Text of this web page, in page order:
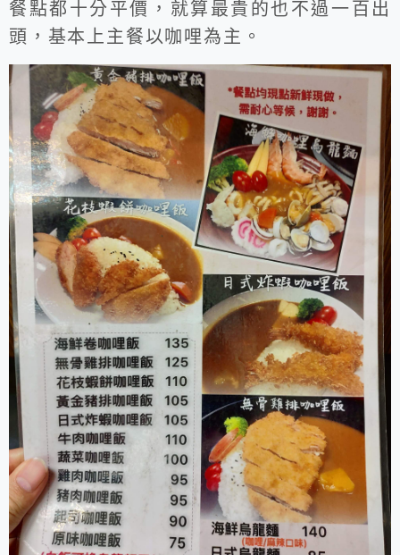
餐點都十分平價，就算最貴的也不過一百出
頭，基本上主餐以咖哩為主。